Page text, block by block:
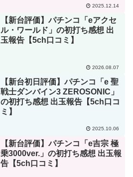
2025.12.14
【新台評価】パチンコ「eアクセ
ル・ワールド」の初打ち感想 出
玉報告【5ch口コミ】
2026.08.07
【新台初日評価】パチンコ「e 聖
戦士ダンバイン3 ZEROSONIC」
の初打ち感想 出玉報告【5ch口コ
ミ】
2025.10.06
【新台評価】パチンコ「e吉宗 極
乗3000ver.」の初打ち感想 出玉報
告【5ch口コミ】